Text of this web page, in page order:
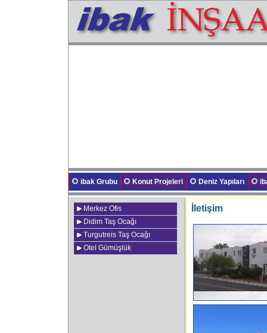
ibak Grubu Konut Projeleri Deniz Yapıları
Merkez Ofis
Didim Taş Ocağı
Turgutreis Taş Ocağı
Otel Gümüşlük
İletişim